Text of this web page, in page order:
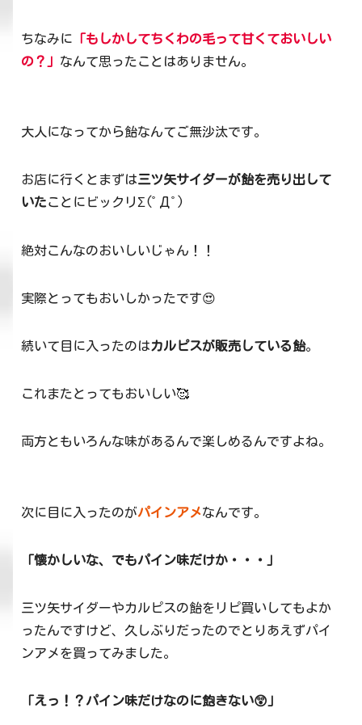
ちなみに 「もしかしてちくわの毛って甘くておいしい
の？」 なんて思ったことはありません。
大人になってから飴なんてご無沙汰です。
お店に行くとまずは三ツ矢サイダーが飴を売り出して
いたことにビックリΣ(ﾟДﾟ)
絶対こんなのおいしいじゃん！！
実際とってもおいしかったです😍
続いて目に入ったのはカルピスが販売している飴。
これまたとってもおいしい🥰
両方ともいろんな味があるんで楽しめるんですよね。
次に目に入ったのがパインアメなんです。
「懐かしいな、でもパイン味だけか・・・」
三ツ矢サイダーやカルピスの飴をリピ買いしてもよか
ったんですけど、久しぶりだったのでとりあえずパイ
ンアメを買ってみました。
「えっ！？パイン味だけなのに飽きない😲」